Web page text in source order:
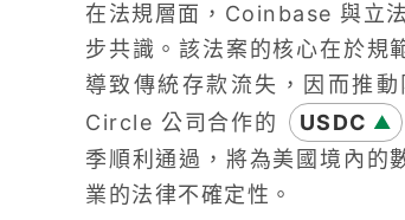
在法規層面，Coinbase 與立
步共識。該法案的核心在於規
導致傳統存款流失，因而推
Circle 公司合作的
USDC ▲
季順利通過，將為美國境內的
業的法律不確定性。